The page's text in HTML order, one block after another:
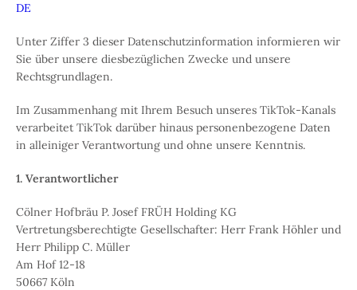
DE
Unter Ziffer 3 dieser Datenschutzinformation informieren wir
Sie über unsere diesbezüglichen Zwecke und unsere
Rechtsgrundlagen.
Im Zusammenhang mit Ihrem Besuch unseres TikTok-Kanals
verarbeitet TikTok darüber hinaus personenbezogene Daten
in alleiniger Verantwortung und ohne unsere Kenntnis.
1. Verantwortlicher
Cölner Hofbräu P. Josef FRÜH Holding KG
Vertretungsberechtigte Gesellschafter: Herr Frank Höhler und
Herr Philipp C. Müller
Am Hof 12-18
50667 Köln